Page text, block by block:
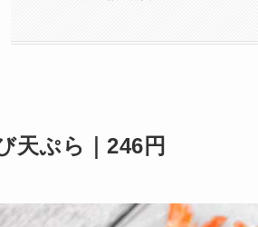
天ぷら｜246円